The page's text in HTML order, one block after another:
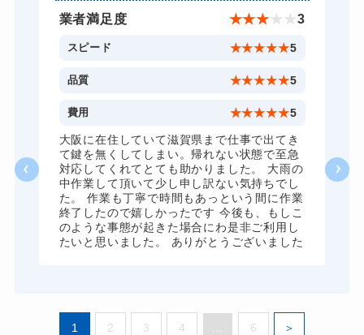
スーツケースカギ作成 8,800円～(税込)
金庫カギ開け 14,300円～(税込)
金庫カギ修理 11,000円～(税込)
11,000円～(税込)
8,800円～(税込)
ドアノブカギ開け 10,780円～(税込)
ドアノブカギ作成 8,800円～(税込)
ドアノブカギ交換 11,000円～(税込)
業者満足度 ★★★ ★ ★3
スピード ★★★★★5
品質 ★★★★★5
費用 ★★★★★5
大阪に在住していて滋賀県まで仕事で出てき
て鍵を無くしてしまい。帰れない状態で至急
対応してくれてとても助かりました。 大雨の
中作業して頂いて少し申し訳ない気持ちでし
た。 作業も丁寧で時間もあっという間に作業
終了したので嬉しかったです 今後も、もしこ
のような事態が起きた場合にわ是非ご利用し
たいと思いました。 ありがとうございました
1 2 3 4 6